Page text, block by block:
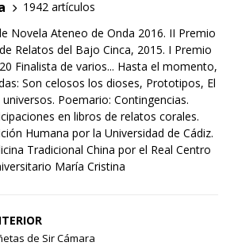
1942 artículos
Novela Ateneo de Onda 2016. II Premio
Relatos del Bajo Cinca, 2015. I Premio
Finalista de varios... Hasta el momento,
Son celosos los dioses, Prototipos, El
Poemario: Contingencias.
en libros de relatos corales.
Humana por la Universidad de Cádiz.
Tradicional China por el Real Centro
María Cristina
de Sir Cámara